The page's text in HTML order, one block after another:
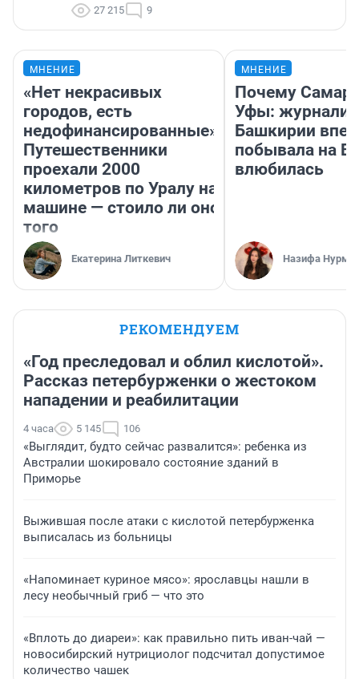
27 215 9
МНЕНИЕ
«Нет некрасивых
городов, есть
недофинансированные».
Путешественники
проехали 2000
километров по Уралу на
машине — стоило ли оно
того
Екатерина Литкевич
МНЕНИЕ
Почему
Уфы:
Башкирии
побывала на
влюбилась
Назифа
РЕКОМЕНДУЕМ
«Год преследовал и облил кислотой».
Рассказ петербурженки о жестоком
нападении и реабилитации
4 часа 5 145 106
«Выглядит, будто сейчас развалится»: ребенка из
Австралии шокировало состояние зданий в
Приморье
Выжившая после атаки с кислотой петербурженка
выписалась из больницы
«Напоминает куриное мясо»: ярославцы нашли в
лесу необычный гриб — что это
«Вплоть до диареи»: как правильно пить иван-чай —
новосибирский нутрициолог подсчитал допустимое
количество чашек